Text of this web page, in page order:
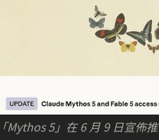
Mythos 5」在 6 月 9 日宣佈